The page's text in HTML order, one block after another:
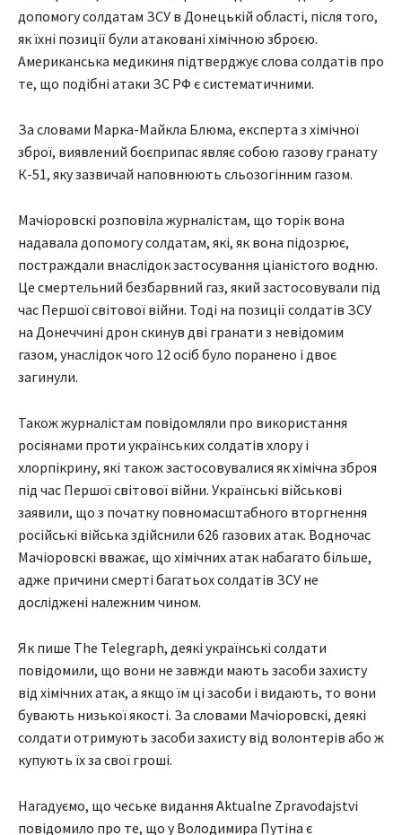
допомогу солдатам ЗСУ в Донецькій області, після того,
як їхні позиції були атаковані хімічною зброєю.
Американська медикиня підтверджує слова солдатів про
те, що подібні атаки ЗС РФ є систематичними.
За словами Марка-Майкла Блюма, експерта з хімічної
зброї, виявлений боєприпас являє собою газову гранату
К-51, яку зазвичай наповнюють сльозогінним газом.
Мачіоровскі розповіла журналістам, що торік вона
надавала допомогу солдатам, які, як вона підозрює,
постраждали внаслідок застосування ціаністого водню.
Це смертельний безбарвний газ, який застосовували під
час Першої світової війни. Тоді на позиції солдатів ЗСУ
на Донеччині дрон скинув дві гранати з невідомим
газом, унаслідок чого 12 осіб було поранено і двоє
загинули.
Також журналістам повідомляли про використання
росіянами проти українських солдатів хлору і
хлорпікрину, які також застосовувалися як хімічна зброя
під час Першої світової війни. Українські військові
заявили, що з початку повномасштабного вторгнення
російські війська здійснили 626 газових атак. Водночас
Мачіоровскі вважає, що хімічних атак набагато більше,
адже причини смерті багатьох солдатів ЗСУ не
досліджені належним чином.
Як пише The Telegraph, деякі українські солдати
повідомили, що вони не завжди мають засоби захисту
від хімічних атак, а якщо їм ці засоби і видають, то вони
бувають низької якості. За словами Мачіоровскі, деякі
солдати отримують засоби захисту від волонтерів або ж
купують їх за свої гроші.
Нагадуємо, що чеське видання Aktualne Zpravodajstvi
повідомило про те, що у Володимира Путіна є